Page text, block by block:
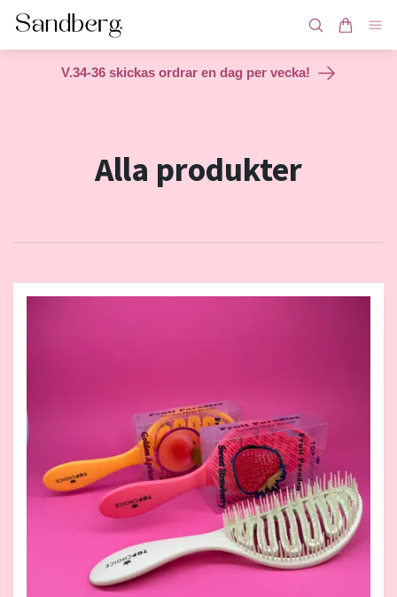
V.34-36 skickas ordrar en dag per vecka!
Alla produkter